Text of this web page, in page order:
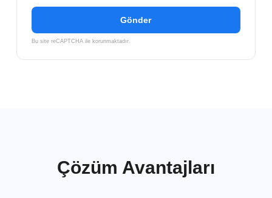
Gönder
Bu site reCAPTCHA ile korunmaktadır.
Çözüm Avantajları